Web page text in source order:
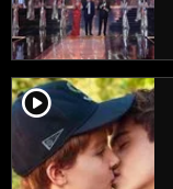
player2